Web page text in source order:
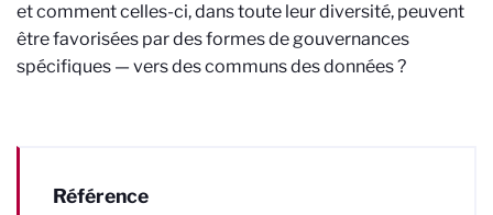
et comment celles-ci, dans toute leur diversité, peuvent
être favorisées par des formes de gouvernances
spécifiques — vers des communs des données ?
Référence